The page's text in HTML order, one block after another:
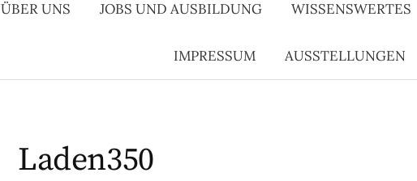
ÜBER UNS JOBS UND AUSBILDUNG WISSENSWERTES
IMPRESSUM AUSSTELLUNGEN
Laden350